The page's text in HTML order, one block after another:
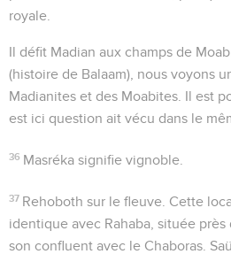
royale.
Il défit Madian aux champs de Moab
(histoire de Balaam), nous voyons
Madianites et des Moabites. Il est
est ici question ait vécu dans le
36 Masréka signifievignoble
37 Rehoboth sur le fleuve . Cette
identique avec Rahaba , située
son confluent avec le Chaboras.